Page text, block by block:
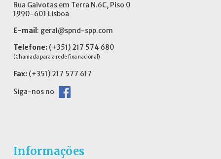
Rua Gaivotas em Terra N.6C, Piso 0
1990-601 Lisboa
E-mail : geral@spnd-spp.com
Telefone: (+351) 217 574 680
(Chamada para a rede fixa nacional)
Fax: (+351) 217 577 617
Siga-nos no
Informações